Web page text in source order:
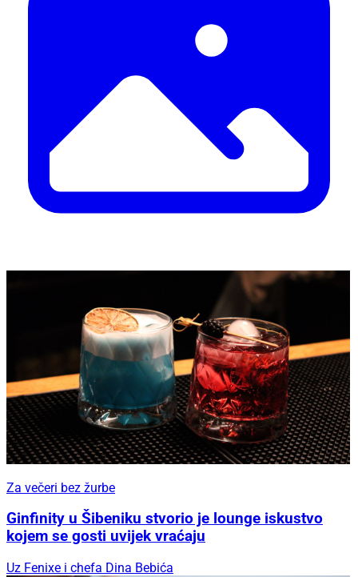
Za večeri bez žurbe
Ginfinity u Šibeniku stvorio je lounge iskustvo
kojem se gosti uvijek vraćaju
Uz Fenixe i chefa Dina Bebića